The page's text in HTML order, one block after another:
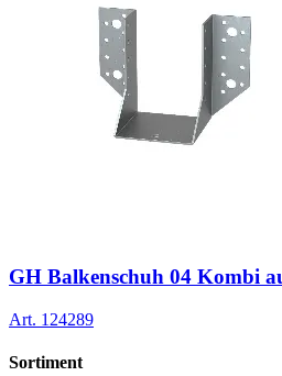
GH Balkenschuh 04 Kombi
Art. 124289
Sortiment